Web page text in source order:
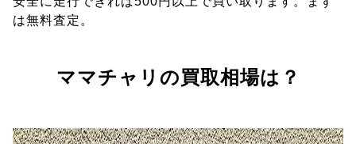
は無料査定。
ママチャリの買取相場は？